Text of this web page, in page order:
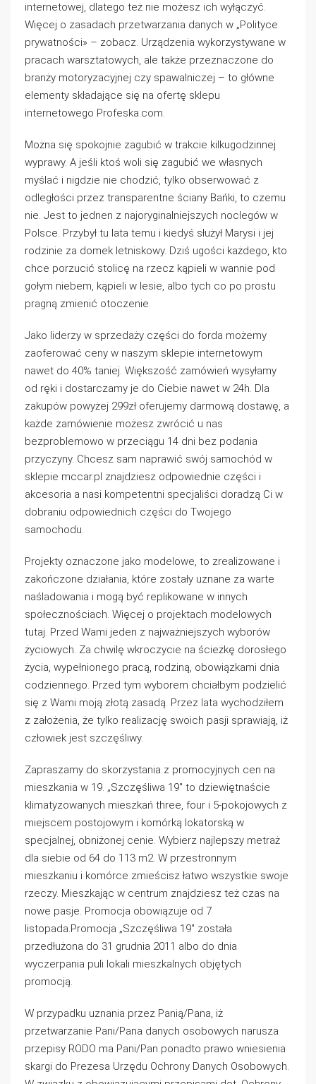
internetowej, dlatego też nie możesz ich wyłączyć.
Więcej o zasadach przetwarzania danych w „Polityce
prywatności» – zobacz. Urządzenia wykorzystywane w
pracach warsztatowych, ale także przeznaczone do
branży motoryzacyjnej czy spawalniczej – to główne
elementy składające się na ofertę sklepu
internetowego Profeska.com.
Można się spokojnie zagubić w trakcie kilkugodzinnej
wyprawy. A jeśli ktoś woli się zagubić we własnych
myślać i nigdzie nie chodzić, tylko obserwować z
odległości przez transparentne ściany Bańki, to czemu
nie. Jest to jednen z najoryginalniejszych noclegów w
Polsce. Przybył tu lata temu i kiedyś służył Marysi i jej
rodzinie za domek letniskowy. Dziś ugości każdego, kto
chce porzucić stolicę na rzecz kąpieli w wannie pod
gołym niebem, kąpieli w lesie, albo tych co po prostu
pragną zmienić otoczenie.
Jako liderzy w sprzedaży części do forda możemy
zaoferować ceny w naszym sklepie internetowym
nawet do 40% taniej. Większość zamówień wysyłamy
od ręki i dostarczamy je do Ciebie nawet w 24h. Dla
zakupów powyżej 299zł oferujemy darmową dostawę, a
każde zamówienie możesz zwrócić u nas
bezproblemowo w przeciągu 14 dni bez podania
przyczyny. Chcesz sam naprawić swój samochód w
sklepie mccar.pl znajdziesz odpowiednie części i
akcesoria a nasi kompetentni specjaliści doradzą Ci w
dobraniu odpowiednich części do Twojego
samochodu.
Projekty oznaczone jako modelowe, to zrealizowane i
zakończone działania, które zostały uznane za warte
naśladowania i mogą być replikowane w innych
społecznościach. Więcej o projektach modelowych
tutaj. Przed Wami jeden z najważniejszych wyborów
życiowych. Za chwilę wkroczycie na ścieżkę dorosłego
życia, wypełnionego pracą, rodziną, obowiązkami dnia
codziennego. Przed tym wyborem chciałbym podzielić
się z Wami moją złotą zasadą. Przez lata wychodziłem
z założenia, że tylko realizację swoich pasji sprawiają, iż
człowiek jest szczęśliwy.
Zapraszamy do skorzystania z promocyjnych cen na
mieszkania w 19. „Szczęśliwa 19″ to dziewiętnaście
klimatyzowanych mieszkań three, four i 5-pokojowych z
miejscem postojowym i komórką lokatorską w
specjalnej, obniżonej cenie. Wybierz najlepszy metraż
dla siebie od 64 do 113 m2. W przestronnym
mieszkaniu i komórce zmieścisz łatwo wszystkie swoje
rzeczy. Mieszkając w centrum znajdziesz też czas na
nowe pasje. Promocja obowiązuje od 7
listopada.Promocja „Szczęśliwa 19″ została
przedłużona do 31 grudnia 2011 albo do dnia
wyczerpania puli lokali mieszkalnych objętych
promocją.
W przypadku uznania przez Panią/Pana, iż
przetwarzanie Pani/Pana danych osobowych narusza
przepisy RODO ma Pani/Pan ponadto prawo wniesienia
skargi do Prezesa Urzędu Ochrony Danych Osobowych.